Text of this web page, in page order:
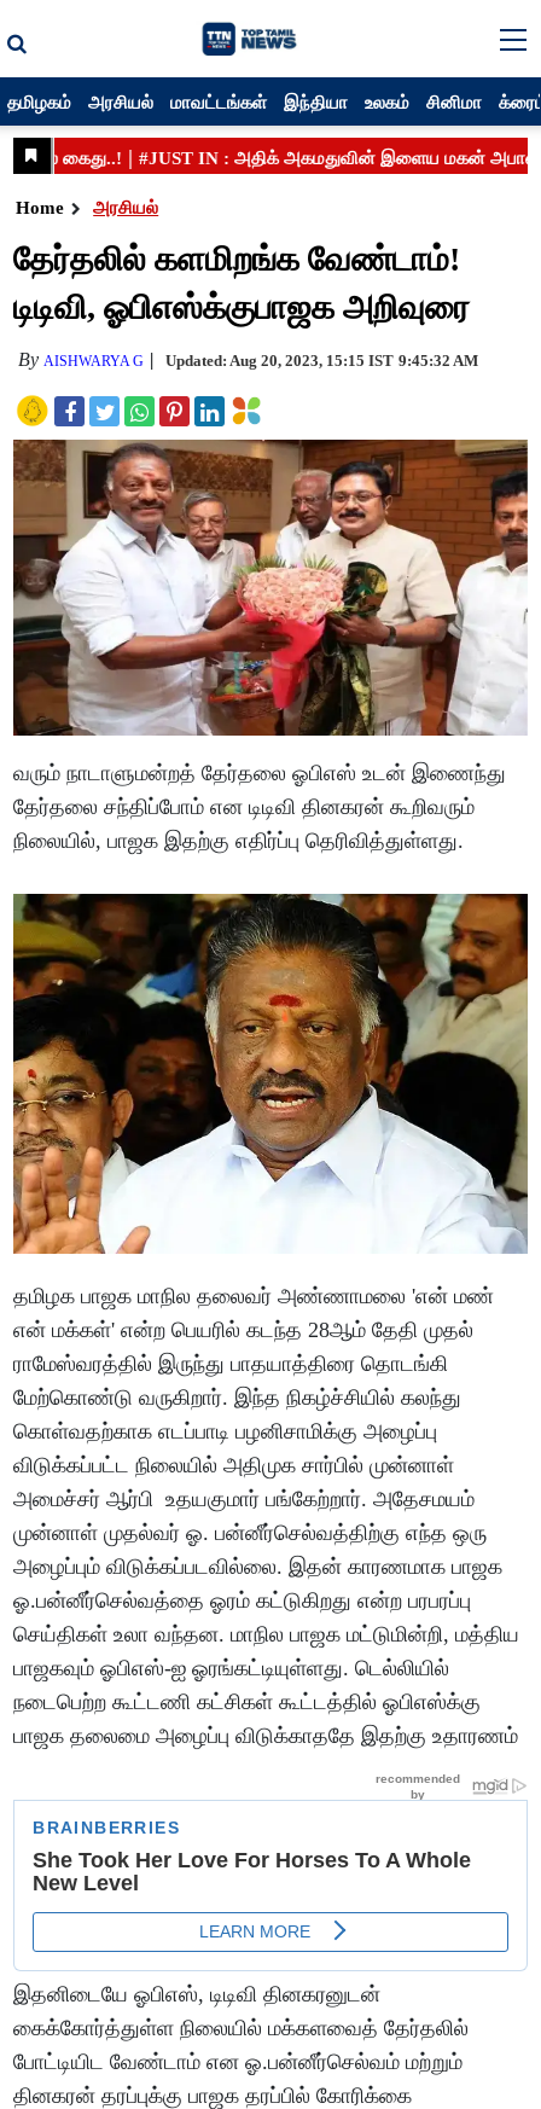
தமிழகம் அரசியல் மாவட்டங்கள் இந்தியா உலகம் சினிமா
Home அரசியல்
தேர்தலில் களமிறங்க வேண்டாம்!
டிடிவி, ஓபிஎஸ்க்குபாஜக அறிவுரை
By AISHWARYA G Updated: Aug 20, 2023, 15:15 IST 9:45:32 AM
வரும் நாடாளுமன்றத் தேர்தலை ஓபிஎஸ் உடன் இணைந்து
தேர்தலை சந்திப்போம் என டிடிவி தினகரன் கூறிவரும்
நிலையில், பாஜக இதற்கு எதிர்ப்பு தெரிவித்துள்ளது.
தமிழக பாஜக மாநில தலைவர் அண்ணாமலை 'என் மண்
என் மக்கள்' என்ற பெயரில் கடந்த 28ஆம் தேதி முதல்
ராமேஸ்வரத்தில் இருந்து பாதயாத்திரை தொடங்கி
மேற்கொண்டு வருகிறார். இந்த நிகழ்ச்சியில் கலந்து
கொள்வதற்காக எடப்பாடி பழனிசாமிக்கு அழைப்பு
விடுக்கப்பட்ட நிலையில் அதிமுக சார்பில் முன்னாள்
அமைச்சர் ஆர்பி உதயகுமார் பங்கேற்றார். அதேசமயம்
முன்னாள் முதல்வர் ஓ. பன்னீர்செல்வத்திற்கு எந்த ஒரு
அழைப்பும் விடுக்கப்படவில்லை. இதன் காரணமாக பாஜக
ஓ.பன்னீர்செல்வத்தை ஓரம் கட்டுகிறது என்ற பரபரப்பு
செய்திகள் உலா வந்தன. மாநில பாஜக மட்டுமின்றி, மத்திய
பாஜகவும் ஓபிஎஸ்-ஐ ஓரங்கட்டியுள்ளது. டெல்லியில்
நடைபெற்ற கூட்டணி கட்சிகள் கூட்டத்தில் ஓபிஎஸ்க்கு
பாஜக தலைமை அழைப்பு விடுக்காததே இதற்கு உதாரணம்
இதனிடையே ஓபிஎஸ், டிடிவி தினகரனுடன்
கைக்கோர்த்துள்ள நிலையில் மக்களவைத் தேர்தலில்
போட்டியிட வேண்டாம் என ஓ.பன்னீர்செல்வம் மற்றும்
தினகரன் தரப்புக்கு பாஜக தரப்பில் கோரிக்கை